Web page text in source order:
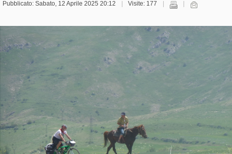
Pubblicato: Sabato, 12 Aprile 2025 20:12 Visite: 177